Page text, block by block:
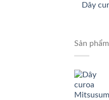
Dây
Sản